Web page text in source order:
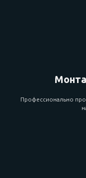
Профессионально